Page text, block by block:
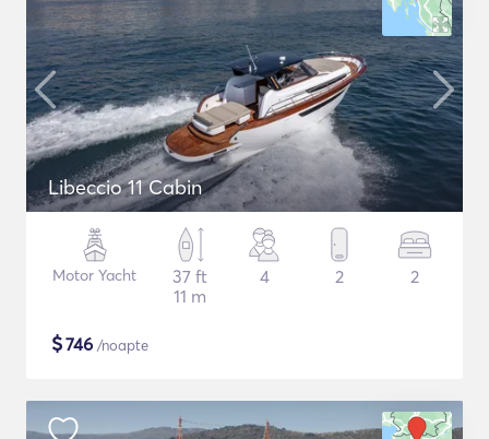
Libeccio 11 Cabin
Motor Yacht
37 ft
11 m
4 2 2
$746 /noapte